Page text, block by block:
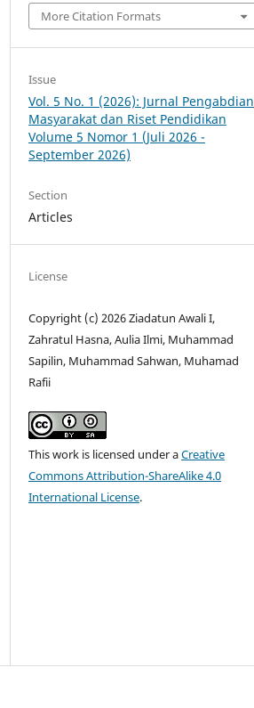
More Citation Formats
Issue
Vol. 5 No. 1 (2026): Jurnal Pengabdian
Masyarakat dan Riset Pendidikan
Volume 5 Nomor 1 (Juli 2026 -
September 2026)
Section
Articles
License
Copyright (c) 2026 Ziadatun Awali I,
Zahratul Hasna, Aulia Ilmi, Muhammad
Sapilin, Muhammad Sahwan, Muhamad
Rafii
This work is licensed under aCreative
Commons Attribution-ShareAlike 4.0
International License.